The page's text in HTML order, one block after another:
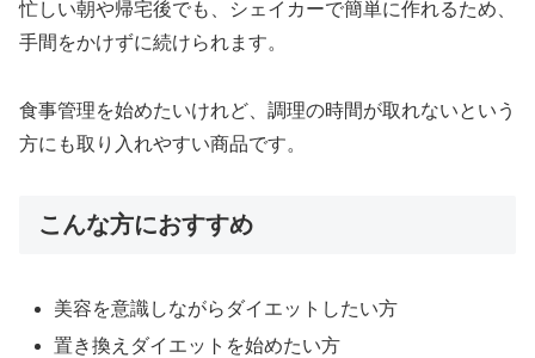
忙しい朝や帰宅後でも、シェイカーで簡単に作れるため、
手間をかけずに続けられます。
食事管理を始めたいけれど、調理の時間が取れないという
方にも取り入れやすい商品です。
こんな方におすすめ
美容を意識しながらダイエットしたい方
置き換えダイエットを始めたい方